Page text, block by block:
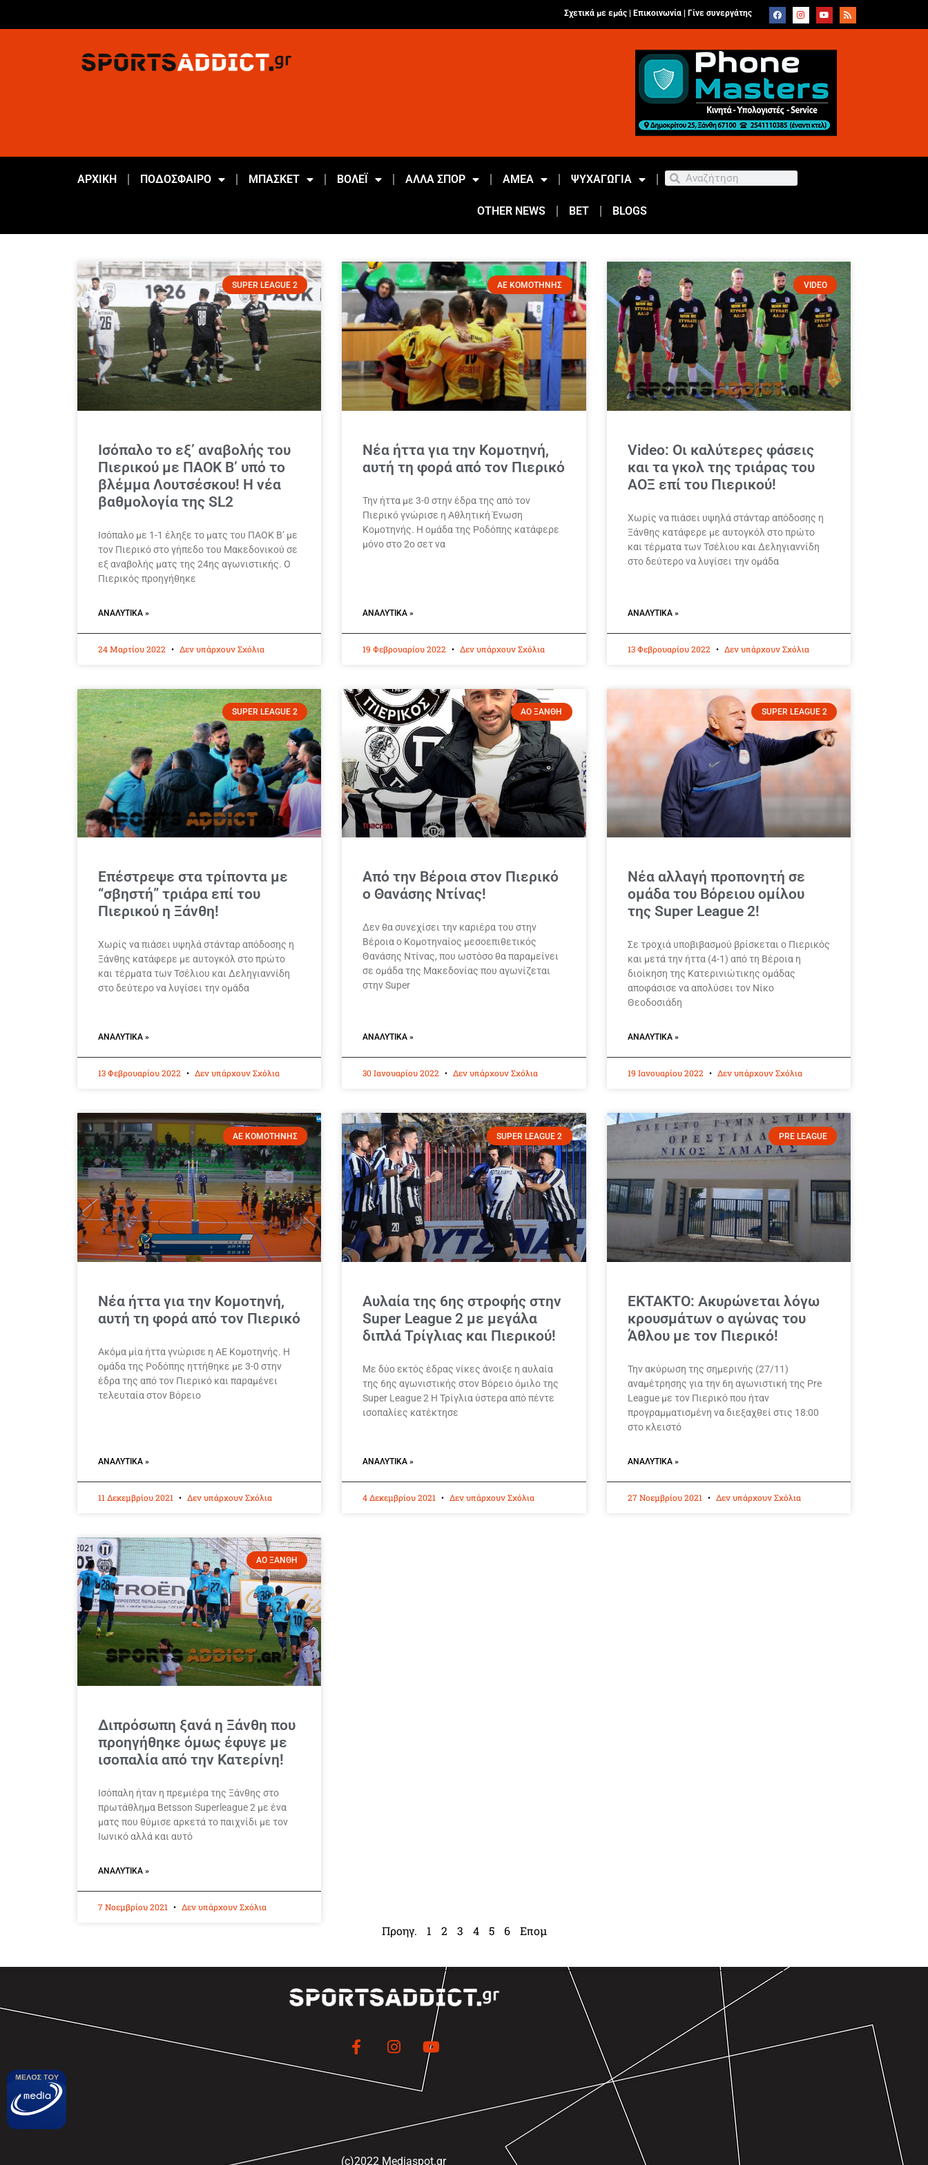
Σχετικά με εμάς | Επικοινωνία Γίνε συνεργάτης
ΑΡΧΙΚΗ ΠΟΔΟΣΦΑΙΡΟ ΜΠΑΣΚΕΤ ΒΟΛΕΪ ΑΛΛΑ ΣΠΟΡ ΑΜΕΑ ΨΥΧΑΓΩΓΙΑ
OTHER NEWS BET BLOGS
SUPER LEAGUE 2
Ισόπαλο το εξ’ αναβολής του
Πιερικού με ΠΑΟΚ Β’ υπό το
βλέμμα Λουτσέσκου! Η νέα
βαθμολογία της SL2
Ισόπαλο με 1-1 έληξε το ματς του ΠΑΟΚ Β’ με
τον Πιερικό στο γήπεδο του Μακεδονικού σε
εξ αναβολής ματς της 24ης αγωνιστικής. Ο
Πιερικός προηγήθηκε
ΑΝΑΛΥΤΙΚΆ »
24 Μαρτίου 2022 Δεν υπάρχουν Σχόλια
ΑΕ ΚΟΜΟΤΗΝΗΣ
Νέα ήττα για την Κομοτηνή,
αυτή τη φορά από τον Πιερικό
Την ήττα με 3-0 στην έδρα της από τον
Πιερικό γνώρισε η Αθλητική Ένωση
Κομοτηνής. Η ομάδα της Ροδόπης κατάφερε
μόνο στο 2ο σετ να
ΑΝΑΛΥΤΙΚΆ »
19 Φεβρουαρίου 2022 Δεν υπάρχουν Σχόλια
VIDEO
Video: Οι καλύτερες φάσεις
και τα γκολ της τριάρας του
ΑΟΞ επί του Πιερικού!
Χωρίς να πιάσει υψηλά στάνταρ απόδοσης η
Ξάνθης κατάφερε με αυτογκόλ στο πρώτο
και τέρματα των Τσέλιου και Δεληγιαννίδη
στο δεύτερο να λυγίσει την ομάδα
ΑΝΑΛΥΤΙΚΆ »
13 Φεβρουαρίου 2022 Δεν υπάρχουν Σχόλια
SUPER LEAGUE 2
Επέστρεψε στα τρίποντα με
“σβηστή” τριάρα επί του
Πιερικού η Ξάνθη!
Χωρίς να πιάσει υψηλά στάνταρ απόδοσης η
Ξάνθης κατάφερε με αυτογκόλ στο πρώτο
και τέρματα των Τσέλιου και Δεληγιαννίδη
στο δεύτερο να λυγίσει την ομάδα
ΑΝΑΛΥΤΙΚΆ »
13 Φεβρουαρίου 2022 Δεν υπάρχουν Σχόλια
ΑΟ ΞΑΝΘΗ
Από την Βέροια στον Πιερικό
ο Θανάσης Ντίνας!
Δεν θα συνεχίσει την καριέρα του στην
Βέροια ο Κομοτηναίος μεσοεπιθετικός
Θανάσης Ντίνας, που ωστόσο θα παραμείνει
σε ομάδα της Μακεδονίας που αγωνίζεται
στην Super
ΑΝΑΛΥΤΙΚΆ »
30 Ιανουαρίου 2022 Δεν υπάρχουν Σχόλια
SUPER LEAGUE 2
Νέα αλλαγή προπονητή σε
ομάδα του Βόρειου ομίλου
της Super League 2!
Σε τροχιά υποβιβασμού βρίσκεται ο Πιερικός
και μετά την ήττα (4-1) από τη Βέροια η
διοίκηση της Κατερινιώτικης ομάδας
αποφάσισε να απολύσει τον Νίκο
Θεοδοσιάδη
ΑΝΑΛΥΤΙΚΆ »
19 Ιανουαρίου 2022 Δεν υπάρχουν Σχόλια
ΑΕ ΚΟΜΟΤΗΝΗΣ
Νέα ήττα για την Κομοτηνή,
αυτή τη φορά από τον Πιερικό
Ακόμα μία ήττα γνώρισε η ΑΕ Κομοτηνής. Η
ομάδα της Ροδόπης ηττήθηκε με 3-0 στην
έδρα της από τον Πιερικό και παραμένει
τελευταία στον Βόρειο
ΑΝΑΛΥΤΙΚΆ »
11 Δεκεμβρίου 2021 Δεν υπάρχουν Σχόλια
SUPER LEAGUE 2
Αυλαία της 6ης στροφής στην
Super League 2 με μεγάλα
διπλά Τρίγλιας και Πιερικού!
Με δύο εκτός έδρας νίκες άνοιξε η αυλαία
της 6ης αγωνιστικής στον Βόρειο όμιλο της
Super League 2 Η Τρίγλια ύστερα από πέντε
ισοπαλίες κατέκτησε
ΑΝΑΛΥΤΙΚΆ »
4 Δεκεμβρίου 2021 Δεν υπάρχουν Σχόλια
PRE LEAGUE
ΕΚΤΑΚΤΟ: Ακυρώνεται λόγω
κρουσμάτων ο αγώνας του
Άθλου με τον Πιερικό!
Την ακύρωση της σημερινής (27/11)
αναμέτρησης για την 6η αγωνιστική της Pre
League με τον Πιερικό που ήταν
προγραμματισμένη να διεξαχθεί στις 18:00
στο κλειστό
ΑΝΑΛΥΤΙΚΆ »
27 Νοεμβρίου 2021 Δεν υπάρχουν Σχόλια
ΑΟ ΞΑΝΘΗ
Διπρόσωπη ξανά η Ξάνθη που
προηγήθηκε όμως έφυγε με
ισοπαλία από την Κατερίνη!
Ισόπαλη ήταν η πρεμιέρα της Ξάνθης στο
πρωτάθλημα Betsson Superleague 2 με ένα
ματς που θύμισε αρκετά το παιχνίδι με τον
Ιωνικό αλλά και αυτό
ΑΝΑΛΥΤΙΚΆ »
7 Νοεμβρίου 2021 Δεν υπάρχουν Σχόλια
Προηγ. 1 2 3 4 5 6 Επομ
(c)2022 Mediaspot.gr